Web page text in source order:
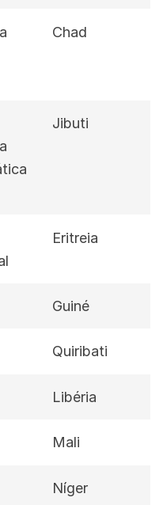
Chad
Jibuti
Eritreia
Guiné
Quiribati
Libéria
Mali
Níger